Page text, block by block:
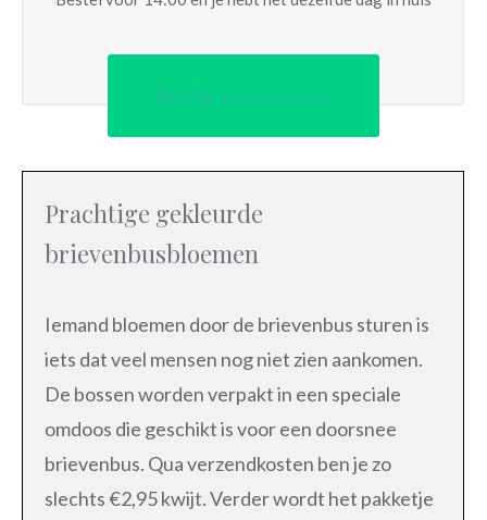
Bekijk bloemisten
Prachtige gekleurde
brievenbusbloemen
Iemand bloemen door de brievenbus sturen is
iets dat veel mensen nog niet zien aankomen.
De bossen worden verpakt in een speciale
omdoos die geschikt is voor een doorsnee
brievenbus. Qua verzendkosten ben je zo
slechts €2,95 kwijt. Verder wordt het pakketje